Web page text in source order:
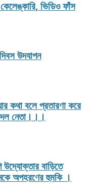
ভিডিও ফাঁস
উদযাপন
কথা বলে প্রতারণা করে
নেতা।।।
উদ্যোক্তার বাড়িতে
অপহরণের হুমকি ।